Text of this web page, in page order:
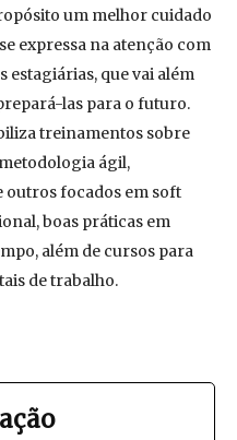
um melhor cuidado
expressa na atenção com
estagiárias, que vai além
las para o futuro.
treinamentos sobre
ágil,
outros focados em soft
boas práticas em
além de cursos para
de trabalho.